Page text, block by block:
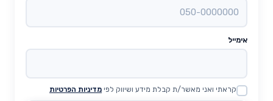
אימייל
Website
קראתי ואני מאשר/ת קבלת מידע ושיווק לפי מדיניות הפרטיות